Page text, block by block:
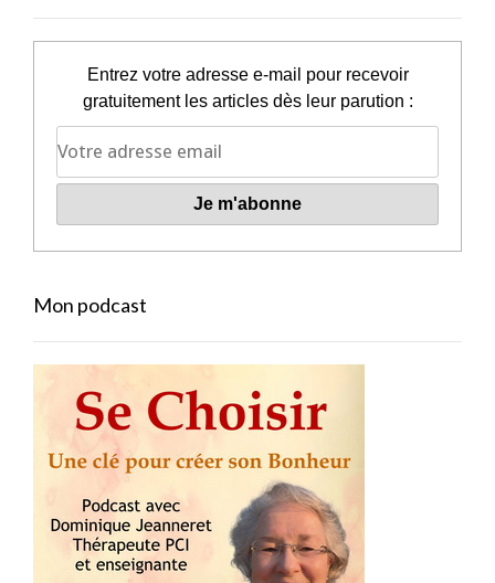
Entrez votre adresse e-mail pour recevoir
gratuitement les articles dès leur parution :
Mon podcast